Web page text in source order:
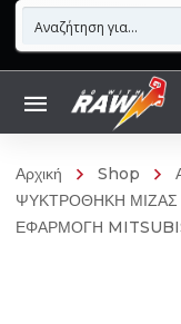
Αρχική Shop
ΨΥΚΤΡΟΘΗΚΗ ΜΙΖΑΣ
ΕΦΑΡΜΟΓΗ